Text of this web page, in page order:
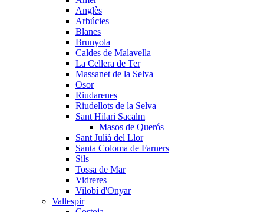
Anglès
Arbúcies
Blanes
Brunyola
Caldes de Malavella
La Cellera de Ter
Massanet de la Selva
Osor
Riudarenes
Riudellots de la Selva
Sant Hilari Sacalm
Masos de Querós
Sant Julià del Llor
Santa Coloma de Farners
Sils
Tossa de Mar
Vidreres
Vilobí d'Onyar
Vallespir